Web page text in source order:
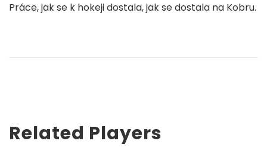
Práce, jak se k hokeji dostala, jak se dostala na Kobru.
Related Players